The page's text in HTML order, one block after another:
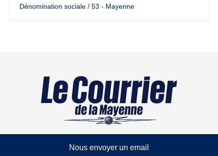
Dénomination sociale / 53 - Mayenne
Nous envoyer un email